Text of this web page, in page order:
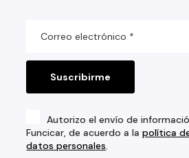
Autorizo el envío de
Funcicar, de acuerdo a lapolítica
datos personales.